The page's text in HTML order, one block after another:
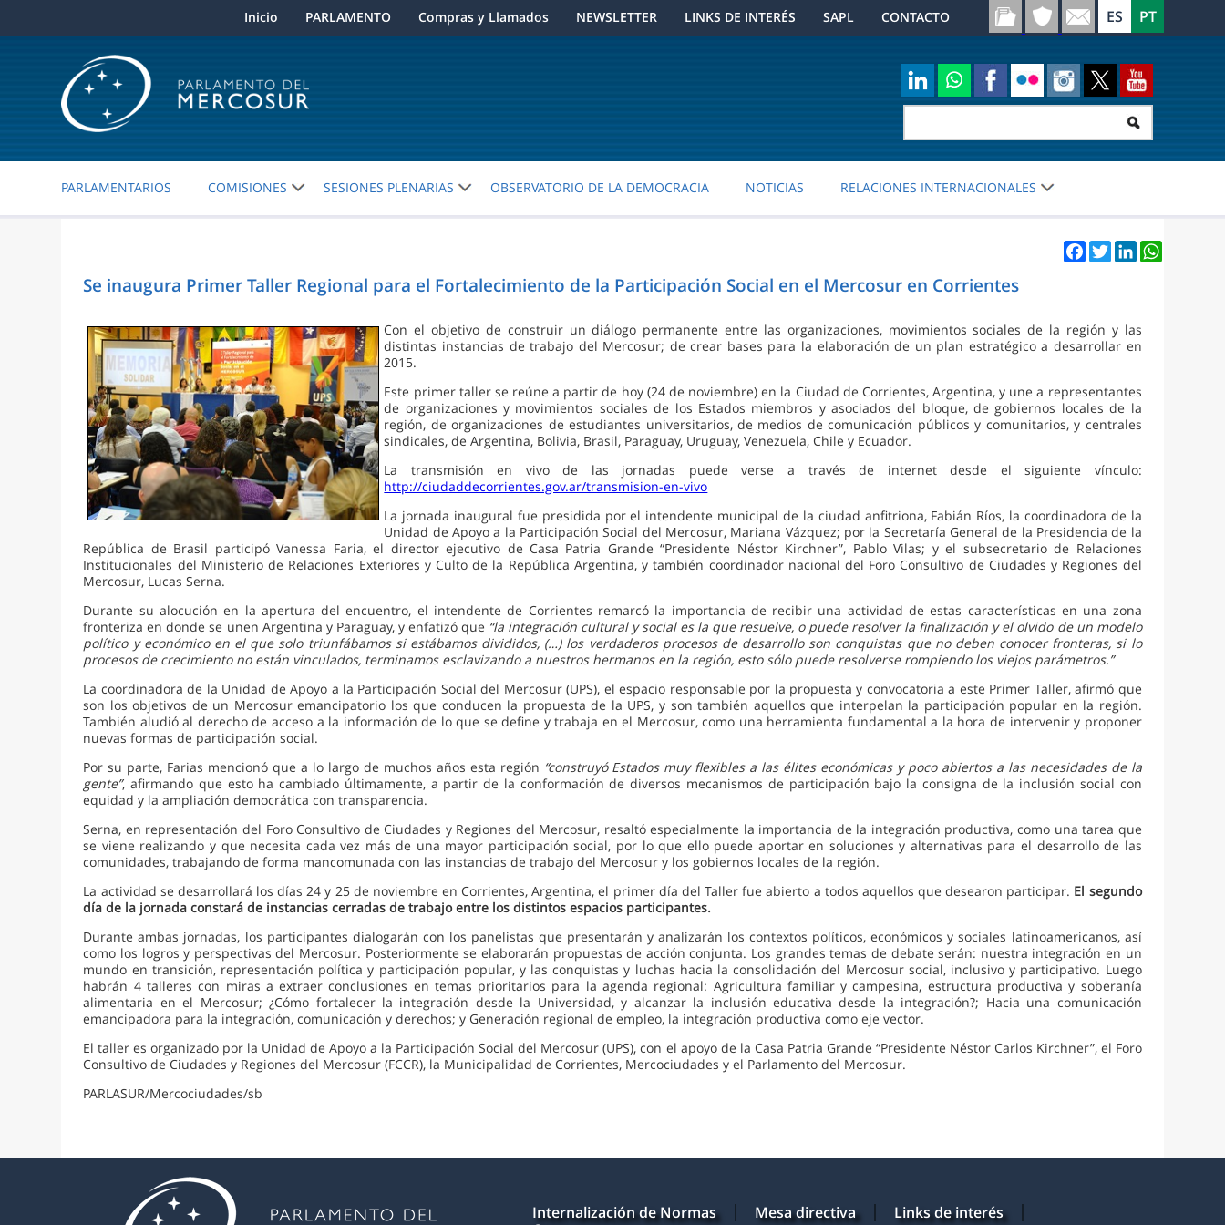
Inicio PARLAMENTO Compras y Llamados NEWSLETTER LINKS DE INTERÉS SAPL CONTACTO
PARLAMENTARIOS COMISIONES SESIONES PLENARIAS OBSERVATORIO DE LA DEMOCRACIA NOTICIAS RELACIONES INTERNACIONALES
Facebook
TwitterLinkedInWhatsApp
Se inaugura Primer Taller Regional para el Fortalecimiento de la Participación Social en el Mercosur en Corrientes
Con el objetivo de construir un diálogo permanente entre las organizaciones, movimientos sociales de la región y las
distintas instancias de trabajo del Mercosur; de crear bases para la elaboración de un plan estratégico a desarrollar en
2015.
Este primer taller se reúne a partir de hoy (24 de noviembre) en la Ciudad de Corrientes, Argentina, y une a representantes
de organizaciones y movimientos sociales de los Estados miembros y asociados del bloque, de gobiernos locales de la
región, de organizaciones de estudiantes universitarios, de medios de comunicación públicos y comunitarios, y centrales
sindicales, de Argentina, Bolivia, Brasil, Paraguay, Uruguay, Venezuela, Chile y Ecuador.
La transmisión en vivo de las jornadas puede verse a través de internet desde el siguiente vínculo:
http://ciudaddecorrientes.gov.ar/transmision-en-vivo
La jornada inaugural fue presidida por el intendente municipal de la ciudad anfitriona, Fabián Ríos, la coordinadora de la
Unidad de Apoyo a la Participación Social del Mercosur, Mariana Vázquez; por la Secretaría General de la Presidencia de la
República de Brasil participó Vanessa Faria, el director ejecutivo de Casa Patria Grande “Presidente Néstor Kirchner”, Pablo Vilas; y el subsecretario de Relaciones
Institucionales del Ministerio de Relaciones Exteriores y Culto de la República Argentina, y también coordinador nacional del Foro Consultivo de Ciudades y Regiones del
Mercosur, Lucas Serna.
Durante su alocución en la apertura del encuentro, el intendente de Corrientes remarcó la importancia de recibir una actividad de estas características en una zona
fronteriza en donde se unen Argentina y Paraguay, y enfatizó que “la integración cultural y social es la que resuelve, o puede resolver la finalización y el olvido de un modelo
político y económico en el que solo triunfábamos si estábamos divididos, (…) los verdaderos procesos de desarrollo son conquistas que no deben conocer fronteras, si lo
procesos de crecimiento no están vinculados, terminamos esclavizando a nuestros hermanos en la región, esto sólo puede resolverse rompiendo los viejos parámetros.”
La coordinadora de la Unidad de Apoyo a la Participación Social del Mercosur (UPS), el espacio responsable por la propuesta y convocatoria a este Primer Taller, afirmó que
son los objetivos de un Mercosur emancipatorio los que conducen la propuesta de la UPS, y son también aquellos que interpelan la participación popular en la región.
También aludió al derecho de acceso a la información de lo que se define y trabaja en el Mercosur, como una herramienta fundamental a la hora de intervenir y proponer
nuevas formas de participación social.
Por su parte, Farias mencionó que a lo largo de muchos años esta región “construyó Estados muy flexibles a las élites económicas y poco abiertos a las necesidades de la
gente”, afirmando que esto ha cambiado últimamente, a partir de la conformación de diversos mecanismos de participación bajo la consigna de la inclusión social con
equidad y la ampliación democrática con transparencia.
Serna, en representación del Foro Consultivo de Ciudades y Regiones del Mercosur, resaltó especialmente la importancia de la integración productiva, como una tarea que
se viene realizando y que necesita cada vez más de una mayor participación social, por lo que ello puede aportar en soluciones y alternativas para el desarrollo de las
comunidades, trabajando de forma mancomunada con las instancias de trabajo del Mercosur y los gobiernos locales de la región.
La actividad se desarrollará los días 24 y 25 de noviembre en Corrientes, Argentina, el primer día del Taller fue abierto a todos aquellos que desearon participar. El segundo
día de la jornada constará de instancias cerradas de trabajo entre los distintos espacios participantes.
Durante ambas jornadas, los participantes dialogarán con los panelistas que presentarán y analizarán los contextos políticos, económicos y sociales latinoamericanos, así
como los logros y perspectivas del Mercosur. Posteriormente se elaborarán propuestas de acción conjunta. Los grandes temas de debate serán: nuestra integración en un
mundo en transición, representación política y participación popular, y las conquistas y luchas hacia la consolidación del Mercosur social, inclusivo y participativo. Luego
habrán 4 talleres con miras a extraer conclusiones en temas prioritarios para la agenda regional: Agricultura familiar y campesina, estructura productiva y soberanía
alimentaria en el Mercosur; ¿Cómo fortalecer la integración desde la Universidad, y alcanzar la inclusión educativa desde la integración?; Hacia una comunicación
emancipadora para la integración, comunicación y derechos; y Generación regional de empleo, la integración productiva como eje vector.
El taller es organizado por la Unidad de Apoyo a la Participación Social del Mercosur (UPS), con el apoyo de la Casa Patria Grande “Presidente Néstor Carlos Kirchner”, el Foro
Consultivo de Ciudades y Regiones del Mercosur (FCCR), la Municipalidad de Corrientes, Mercociudades y el Parlamento del Mercosur.
PARLASUR/Mercociudades/sb
Internalización de Normas Mesa directiva
Links de interés